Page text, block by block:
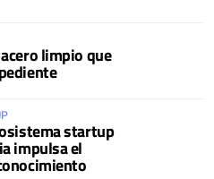
limpio que
startup
impulsa el